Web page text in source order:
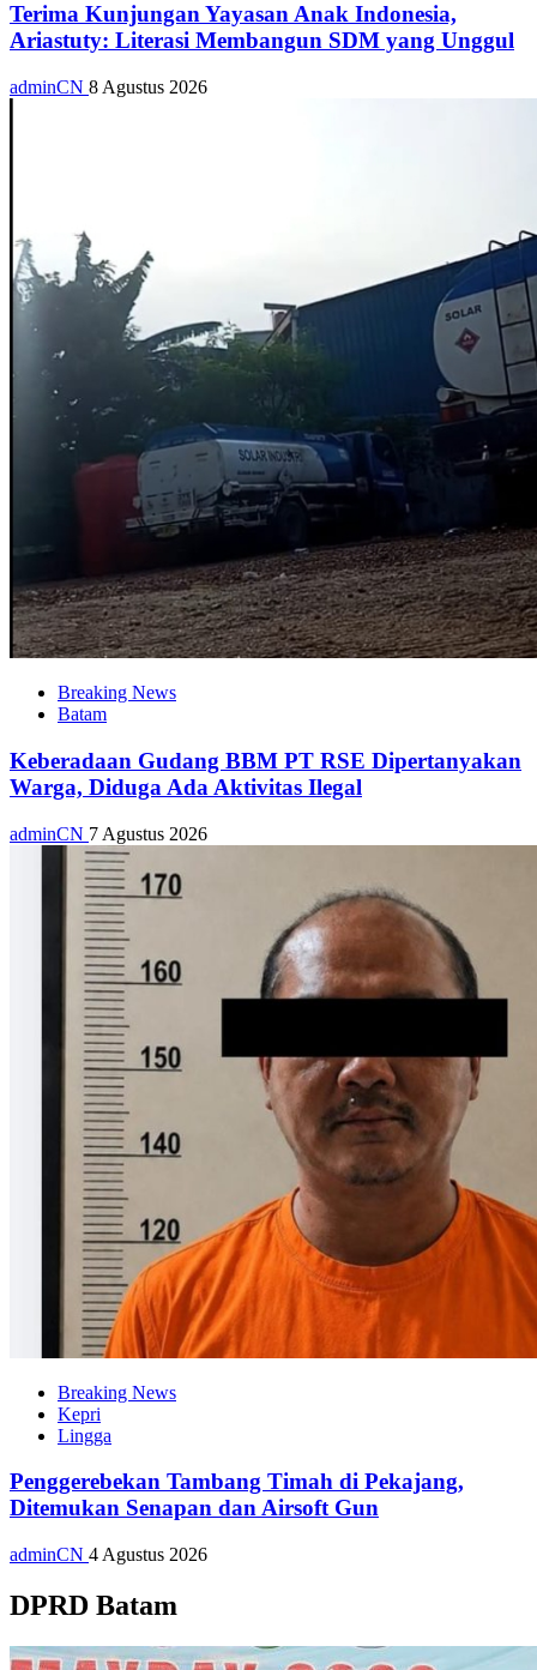
Terima Kunjungan Yayasan Anak Indonesia,
Ariastuty: Literasi Membangun SDM yang Unggul
adminCN 8 Agustus 2026
Breaking News
Batam
Keberadaan Gudang BBM PT RSE Dipertanyakan
Warga, Diduga Ada Aktivitas Ilegal
adminCN 7 Agustus 2026
Breaking News
Kepri
Lingga
Penggerebekan Tambang Timah di Pekajang,
Ditemukan Senapan dan Airsoft Gun
adminCN 4 Agustus 2026
DPRD Batam